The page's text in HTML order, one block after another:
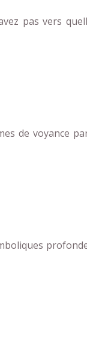
pas vers
de voyance